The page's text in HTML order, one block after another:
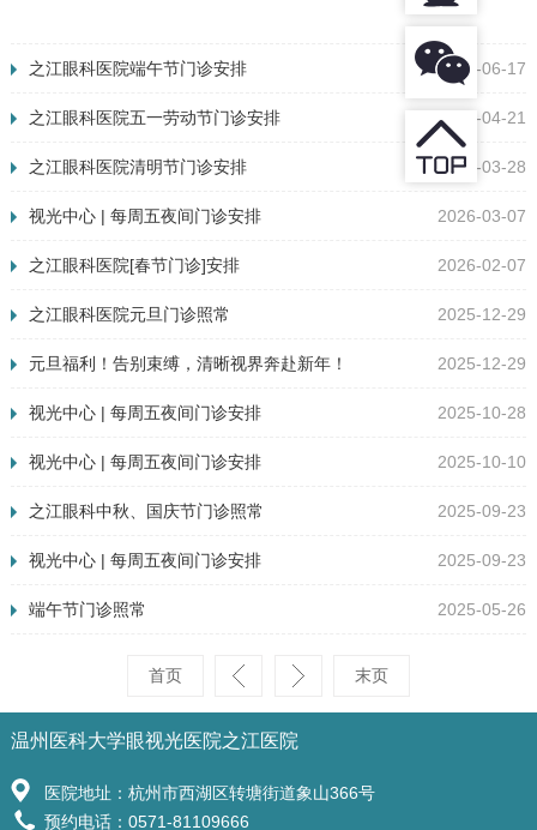
2026-06-17
之江眼科医院端午节门诊安排
2026-04-21
之江眼科医院五一劳动节门诊安排
2026-03-28
之江眼科医院清明节门诊安排
2026-03-07
视光中心 | 每周五夜间门诊安排
2026-02-07
之江眼科医院[春节门诊]安排
2025-12-29
之江眼科医院元旦门诊照常
2025-12-29
元旦福利！告别束缚，清晰视界奔赴新年！
2025-10-28
视光中心 | 每周五夜间门诊安排
2025-10-10
视光中心 | 每周五夜间门诊安排
2025-09-23
之江眼科中秋、国庆节门诊照常
2025-09-23
视光中心 | 每周五夜间门诊安排
2025-05-26
端午节门诊照常
首页 末页
温州医科大学眼视光医院之江医院
医院地址：杭州市西湖区转塘街道象山366号
预约电话：0571-81109666